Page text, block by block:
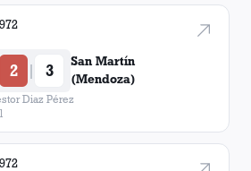
2 | 3
San Martín
(Mendoza)
Diaz Pérez